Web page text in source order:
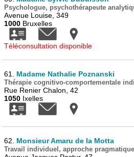
Psychologue, psychothérapeute
Avenue Louise, 349
1000 Bruxelles
Téléconsultation disponible
61. Madame Nathalie Poznanski
Thérapie cognitivo-comportementale
Rue Renier Chalon, 42
1050 Ixelles
62. Monsieur Amaru de la Motta
Travail individuel, approche